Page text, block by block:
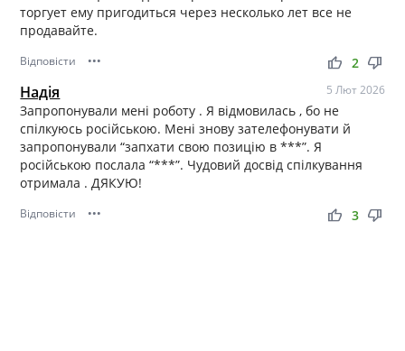
торгует ему пригодиться через несколько лет все не
продавайте.
Відповісти ••• thumb_up thumb_down
2
Надія 5 Лют 2026
Запропонували мені роботу . Я відмовилась , бо не
спілкуюсь російською. Мені знову зателефонувати й
запропонували “запхати свою позицію в ***”. Я
російською послала “***”. Чудовий досвід спілкування
отримала . ДЯКУЮ!
Відповісти ••• thumb_up thumb_down
3